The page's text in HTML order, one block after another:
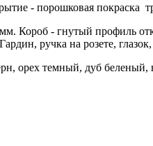
- порошковая покраска
Короб - гнутый профиль
ручка на розете, глазок,
орех темный, дуб беленый,